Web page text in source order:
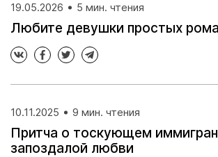
19.05.2026 5 мин. чтения
Любите девушки простых
10.11.2025 9 мин. чтения
Притча о тоскующем
запоздалой любви